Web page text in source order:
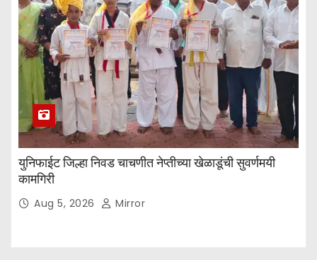
युनिफाईट जिल्हा निवड चाचणीत नेप्तीच्या खेळाडूंची सुवर्णमयी
कामगिरी
Aug 5, 2026 Mirror